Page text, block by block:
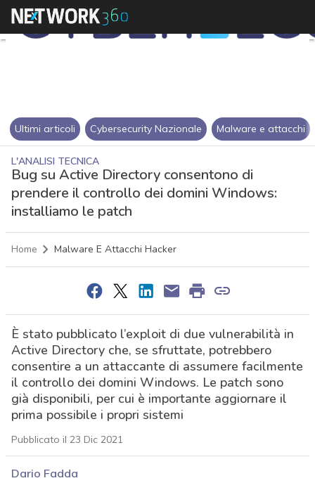
Ultimi articoli Cybersecurity Nazionale Malware e attacchi
L'ANALISI TECNICA
Bug su Active Directory consentono di
prendere il controllo dei domini Windows:
installiamo le patch
Home Malware E Attacchi Hacker
È stato pubblicato l’exploit di due vulnerabilità in
Active Directory che, se sfruttate, potrebbero
consentire a un attaccante di assumere facilmente
il controllo dei domini Windows. Le patch sono
già disponibili, per cui è importante aggiornare il
prima possibile i propri sistemi
Pubblicato il 23 Dic 2021
Dario Fadda